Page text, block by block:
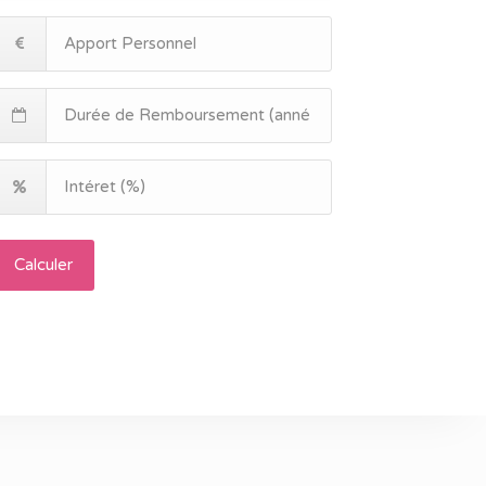
Calculer